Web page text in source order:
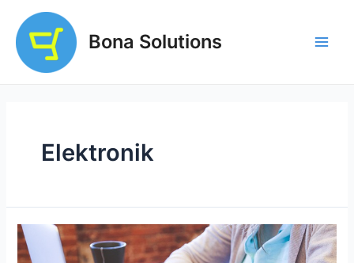
Inhalt
springen
Bona Solutions
Elektronik